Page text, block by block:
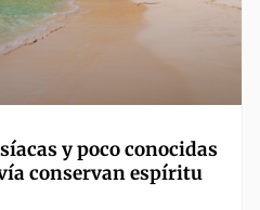
y poco conocidas
conservan espíritu